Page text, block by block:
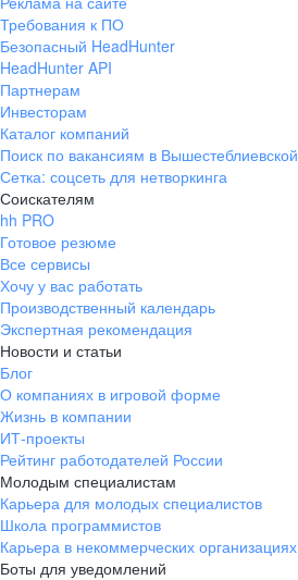
Требования к ПО
Безопасный HeadHunter
HeadHunter API
Партнерам
Инвесторам
Каталог компаний
Поиск по вакансиям в Вышестеблиевской
Сетка: соцсеть для нетворкинга
Соискателям
hh PRO
Готовое резюме
Все сервисы
Хочу у вас работать
Производственный календарь
Экспертная рекомендация
Новости и статьи
Блог
О компаниях в игровой форме
Жизнь в компании
ИТ-проекты
Рейтинг работодателей России
Молодым специалистам
Карьера для молодых специалистов
Школа программистов
Карьера в некоммерческих организациях
Боты для уведомлений